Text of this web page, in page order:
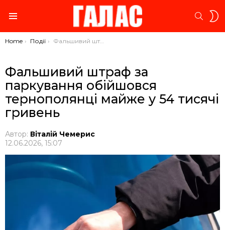
You are here:
Home Події Фальшивий штраф за паркування обійшовся тернополянці майже у 54 тисячі гривень
Фальшивий штраф за
паркування обійшовся
тернополянці майже у 54 тисячі
гривень
Автор: Віталій Чемерис
12.06.2026, 15:07